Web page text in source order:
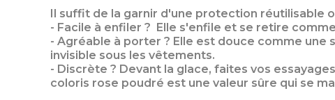
Il suffit de la garnir d'une protection réutilisable
- Facile à enfiler ? Elle s'enfile et se retire
- Agréable à porter ? Elle est douce comme
invisible sous les vêtements.
- Discrète ? Devant la glace, faites vos
coloris rose poudré est une valeur sûre qui se